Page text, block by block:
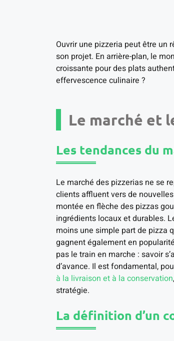
Ouvrir une pizzeria peut être un
son projet. En arrière-plan, le
croissante pour des plats
effervescence culinaire ?
Le marché et
Les tendances du
Le marché des pizzerias ne se
clients affluent vers de
montée en flèche des pizzas
ingrédients locaux et durables.
moins une simple part de pizza
gagnent également en
pas le train en marche : savoir
d’avance. Il est fondamental,
à la livraison et à la conservation
stratégie.
La définition d’un